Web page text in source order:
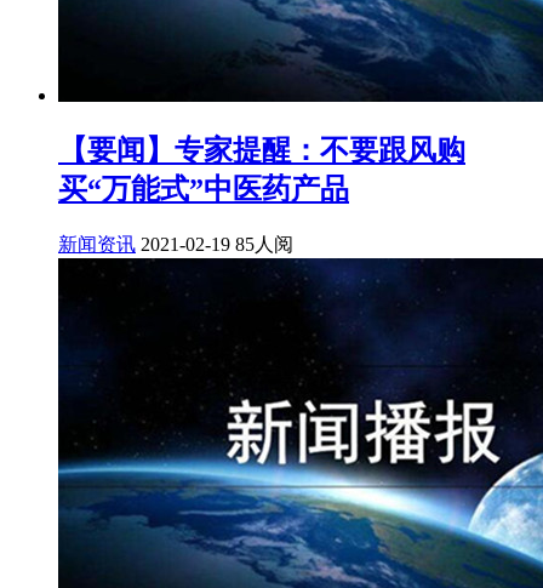
【要闻】专家提醒：不要跟风购
买“万能式”中医药产品
新闻资讯 2021-02-19 85人阅